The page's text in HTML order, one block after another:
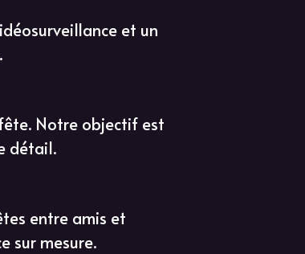
et un
Notre objectif est
détail.
entre amis et
sur mesure.